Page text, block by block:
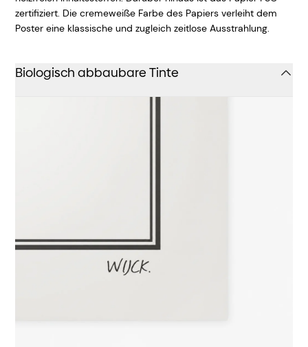
zertifiziert. Die cremeweiße Farbe des Papiers verleiht dem
Poster eine klassische und zugleich zeitlose Ausstrahlung.
Biologisch abbaubare Tinte